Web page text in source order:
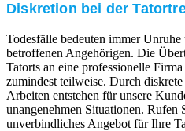
Diskretion bei der
Todesfälle bedeuten immer
betroffenen Angehörigen. Die
Tatorts an eine professionelle
zumindest teilweise. Durch
Arbeiten entstehen für unsere
unangenehmen Situationen. Rufen
unverbindliches Angebot für Ihre